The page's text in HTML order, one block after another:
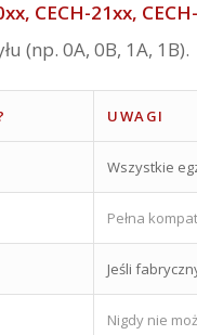
CECH-21xx,
(np. 0A, 0B, 1A, 1B).
UWAGI
Wszystkie
Pełna
Jeśli
Nigdy nie